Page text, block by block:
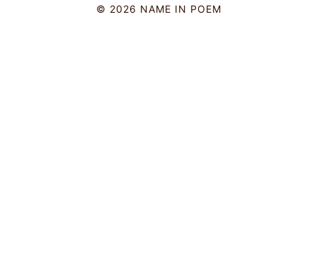
© 2026 NAME IN POEM